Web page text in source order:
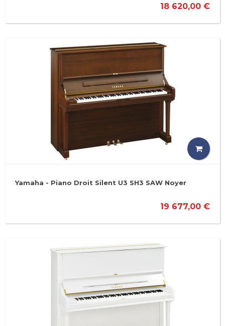
18 620,00 €
Yamaha - Piano Droit Silent U3 SH3 SAW Noyer
19 677,00 €